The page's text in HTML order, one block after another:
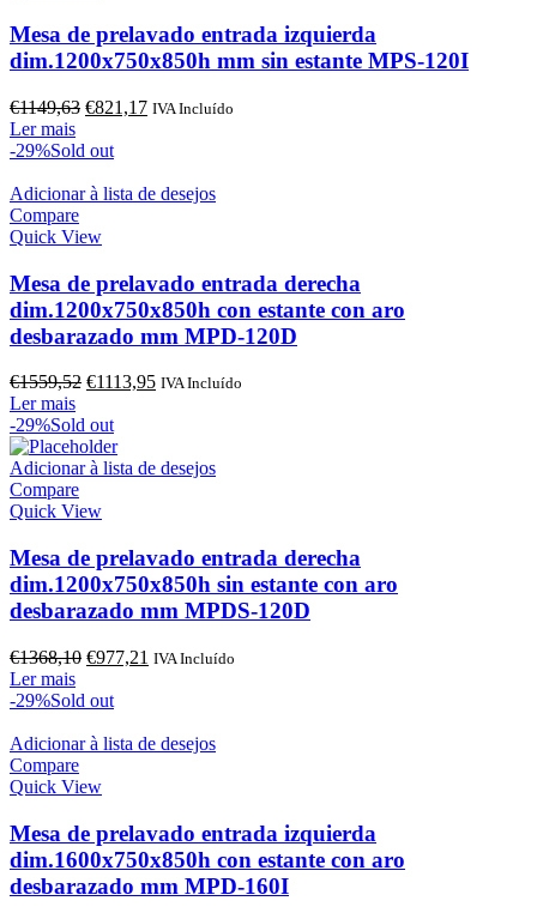
Mesa de prelavado entrada izquierda
dim.1200x750x850h mm sin estante MPS-120I
€1149,63 O
original
€1149,63.
€821,17O
€821,17.
IVA Incluído
Ler mais
-29%Sold out
Adicionar à lista de desejos
Compare
Quick View
Mesa de prelavado entrada derecha
dim.1200x750x850h con estante con aro
desbarazado mm MPD-120D
€1559,52 O
original
era:
€1559,52.
€1113,95O
€1113,95.
IVA Incluído
Ler mais
-29%Sold out
Adicionar à lista de desejos
Compare
Quick View
Mesa de prelavado entrada derecha
dim.1200x750x850h sin estante con aro
desbarazado mm MPDS-120D
€1368,10 O
original
€1368,10.
€977,21 O
€977,21.
IVA Incluído
Ler mais
-29%Sold out
Adicionar à lista de desejos
Compare
Quick View
Mesa de prelavado entrada izquierda
dim.1600x750x850h con estante con aro
desbarazado mm MPD-160I